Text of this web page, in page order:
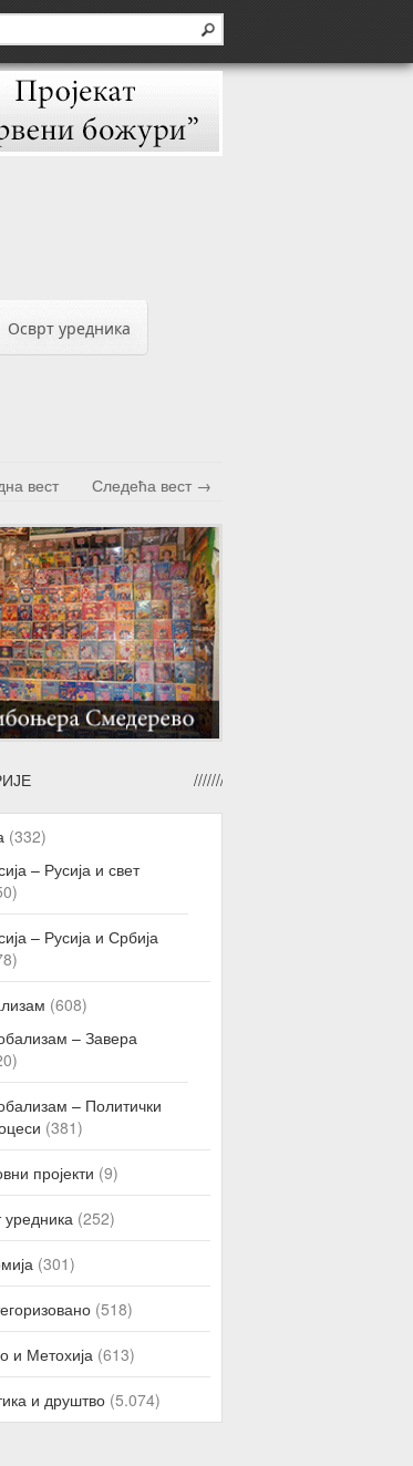
Осврт уредника
вест Следећа вест →
(332)
– Русија и свет
– Русија и Србија
(608)
– Завера
– Политички
(381)
пројекти (9)
(252)
(301)
(518)
и Метохија (613)
и друштво (5.074)